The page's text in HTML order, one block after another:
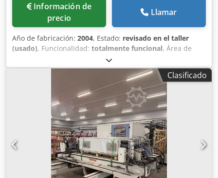
Información de
precio
Llamar
Año de fabricación: 2004, Estado: revisado en el taller
(usado), Funcionalidad: totalmente funcional, Área de
trabajo X: 3400 mm. Husillos electro-accionados 1 HSD,
conexión ISO 30 – velocidad máxima 18000 rpm. Sistema
de cambio de herramientas automático. Posiciones de
cambio de herramientas: 5+1. Mesa de trabajo con 4
mordazas y posicionamiento automático. Dedpfx
Anozmyuxe Nekr Cabezales angulados para mecanizados
laterales. Peso: 1950 kg. Dimensiones: 5.472 mm x 1.900
mm x 2.200 mm.
Clasificado